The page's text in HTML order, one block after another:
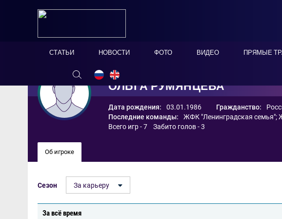
СТАТЬИ НОВОСТИ ФОТО ВИДЕО ПРЯМЫЕ
ОЛЬГА РУМЯНЦЕВА
Дата рождения: 03.01.1986 Гражданство:
Последние команды:
ЖФК "Ленинградская семья";
Всего игр - 7 Забито голов - 3
Об игроке
Сезон За карьеру
За всё время